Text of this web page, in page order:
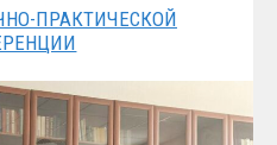
ПРАКТИЧЕСКОЙ